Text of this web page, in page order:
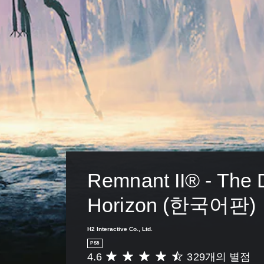
Remnant II® - The
Horizon (한국어판)
H2 Interactive Co., Ltd.
PS5
총
4.6 329개의 별점